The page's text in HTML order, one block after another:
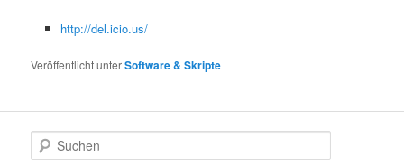
http://del.icio.us/
Veröffentlicht unterSoftware & Skripte
u